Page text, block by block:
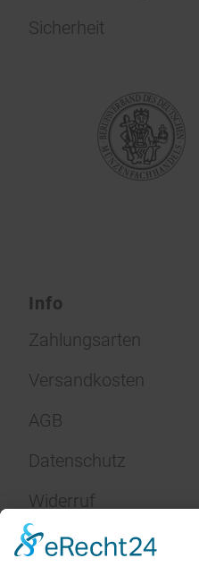
Sicherheit
Info
Zahlungsarten
Versandkosten
AGB
Datenschutz
Widerruf
Impressum